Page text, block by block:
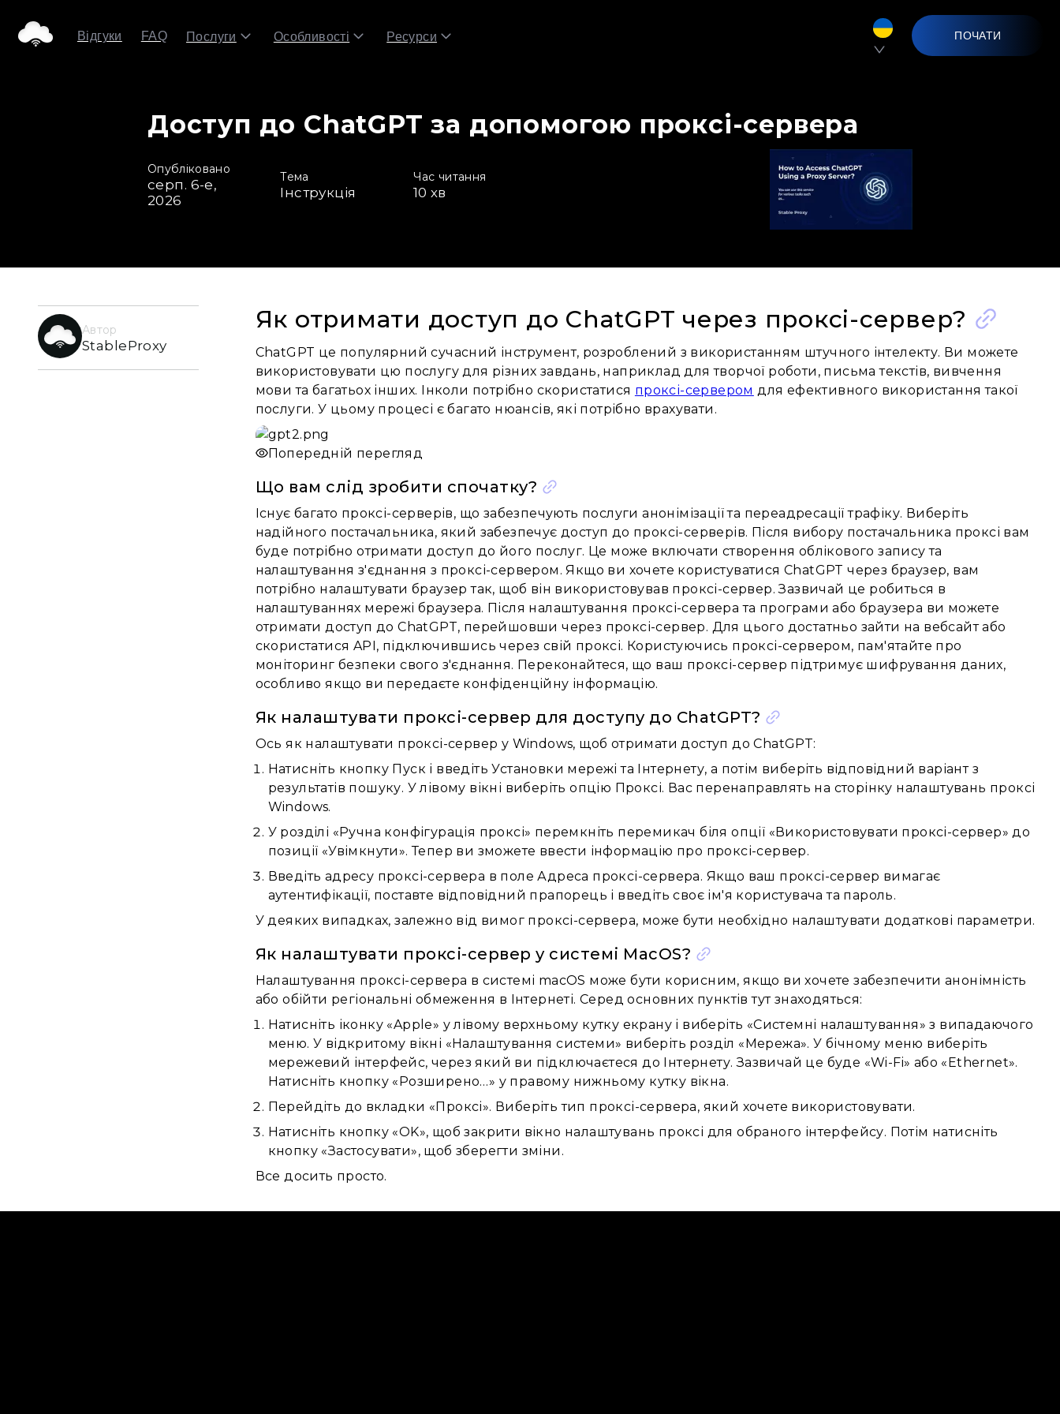
Відгуки FAQ Послуги Особливості Ресурси ПОЧАТИ
Доступ до ChatGPT за допомогою проксі-сервера
Опубліковано
серп. 6-е,
2026
Тема
Інструкція
Час читання
10 хв
Автор
StableProxy
Як отримати доступ до ChatGPT через проксі-сервер?
ChatGPT це популярний сучасний інструмент, розроблений з використанням штучного інтелекту. Ви можете
використовувати цю послугу для різних завдань, наприклад для творчої роботи, письма текстів, вивчення
мови та багатьох інших. Інколи потрібно скористатися проксі-сервером для ефективного використання такої
послуги. У цьому процесі є багато нюансів, які потрібно врахувати.
Попередній перегляд
Що вам слід зробити спочатку?
Існує багато проксі-серверів, що забезпечують послуги анонімізації та переадресації трафіку. Виберіть
надійного постачальника, який забезпечує доступ до проксі-серверів. Після вибору постачальника проксі вам
буде потрібно отримати доступ до його послуг. Це може включати створення облікового запису та
налаштування з'єднання з проксі-сервером. Якщо ви хочете користуватися ChatGPT через браузер, вам
потрібно налаштувати браузер так, щоб він використовував проксі-сервер. Зазвичай це робиться в
налаштуваннях мережі браузера. Після налаштування проксі-сервера та програми або браузера ви можете
отримати доступ до ChatGPT, перейшовши через проксі-сервер. Для цього достатньо зайти на вебсайт або
скористатися API, підключившись через свій проксі. Користуючись проксі-сервером, пам'ятайте про
моніторинг безпеки свого з'єднання. Переконайтеся, що ваш проксі-сервер підтримує шифрування даних,
особливо якщо ви передаєте конфіденційну інформацію.
Як налаштувати проксі-сервер для доступу до ChatGPT?
Ось як налаштувати проксі-сервер у Windows, щоб отримати доступ до ChatGPT:
Натисніть кнопку Пуск і введіть Установки мережі та Інтернету, а потім виберіть відповідний варіант з
результатів пошуку. У лівому вікні виберіть опцію Проксі. Вас перенаправлять на сторінку налаштувань проксі
Windows.
У розділі «Ручна конфігурація проксі» перемкніть перемикач біля опції «Використовувати проксі-сервер» до
позиції «Увімкнути». Тепер ви зможете ввести інформацію про проксі-сервер.
Введіть адресу проксі-сервера в поле Адреса проксі-сервера. Якщо ваш проксі-сервер вимагає
аутентифікації, поставте відповідний прапорець і введіть своє ім'я користувача та пароль.
У деяких випадках, залежно від вимог проксі-сервера, може бути необхідно налаштувати додаткові параметри.
Як налаштувати проксі-сервер у системі MacOS?
Налаштування проксі-сервера в системі macOS може бути корисним, якщо ви хочете забезпечити анонімність
або обійти регіональні обмеження в Інтернеті. Серед основних пунктів тут знаходяться:
Натисніть іконку «Apple» у лівому верхньому кутку екрану і виберіть «Системні налаштування» з випадаючого
меню. У відкритому вікні «Налаштування системи» виберіть розділ «Мережа». У бічному меню виберіть
мережевий інтерфейс, через який ви підключаєтеся до Інтернету. Зазвичай це буде «Wi-Fi» або «Ethernet».
Натисніть кнопку «Розширено…» у правому нижньому кутку вікна.
Перейдіть до вкладки «Проксі». Виберіть тип проксі-сервера, який хочете використовувати.
Натисніть кнопку «OK», щоб закрити вікно налаштувань проксі для обраного інтерфейсу. Потім натисніть
кнопку «Застосувати», щоб зберегти зміни.
Все досить просто.